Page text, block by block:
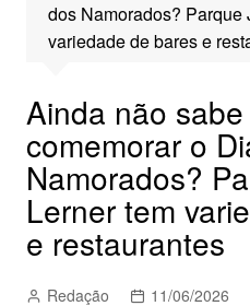
dos Namorados? Parque
variedade de bares e
Ainda não
comemorar o
Namorados?
Lerner tem
e restaurantes
Redação
11/06/2026